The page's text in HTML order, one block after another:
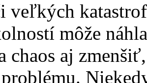
veľkých
môže
chaos aj